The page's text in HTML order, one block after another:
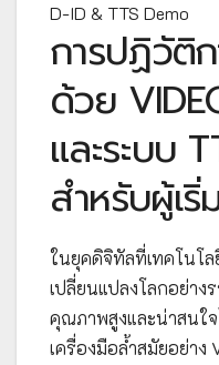
D-ID & TTS Demo
การปฏิวัติ
ด้วย
และระบบ
สำหรับผู้เ
ในยุคดิจิทัลที่เทคโนโล
เปลี่ยนแปลงโลกอย่าง
คุณภาพสูงและน่าสนใจ
เครื่องมือล้ำสมัยอย่าง